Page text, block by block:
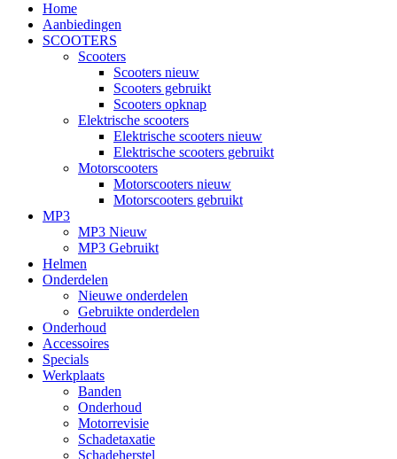
Home
Aanbiedingen
SCOOTERS
Scooters
Scooters nieuw
Scooters gebruikt
Scooters opknap
Elektrische scooters
Elektrische scooters nieuw
Elektrische scooters gebruikt
Motorscooters
Motorscooters nieuw
Motorscooters gebruikt
MP3
MP3 Nieuw
MP3 Gebruikt
Helmen
Onderdelen
Nieuwe onderdelen
Gebruikte onderdelen
Onderhoud
Accessoires
Specials
Werkplaats
Banden
Onderhoud
Motorrevisie
Schadetaxatie
Schadeherstel